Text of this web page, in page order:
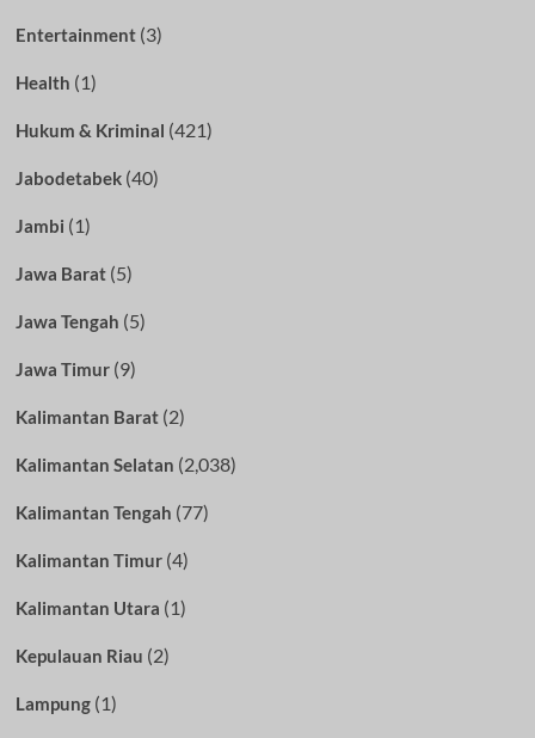
Entertainment(3)
Health (1)
Hukum & Kriminal (421)
Jabodetabek(40)
Jambi (1)
Jawa Barat(5)
Jawa Tengah (5)
Jawa Timur(9)
Kalimantan Barat(2)
Kalimantan Selatan (2,038)
Kalimantan Tengah (77)
Kalimantan Timur(4)
Kalimantan Utara (1)
Kepulauan Riau (2)
Lampung(1)